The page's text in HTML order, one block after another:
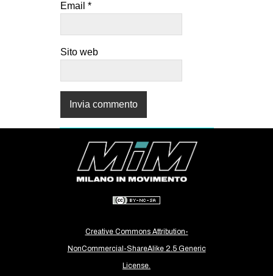
Email *
Sito web
Creative Commons Attribution-
NonCommercial-ShareAlike 2.5 Generic
License.